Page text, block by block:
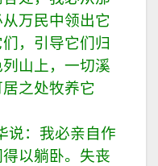
万民中领出它
，引导它们归
山上，一切溪
之处牧养它
说：我必亲自作
以躺卧。失丧